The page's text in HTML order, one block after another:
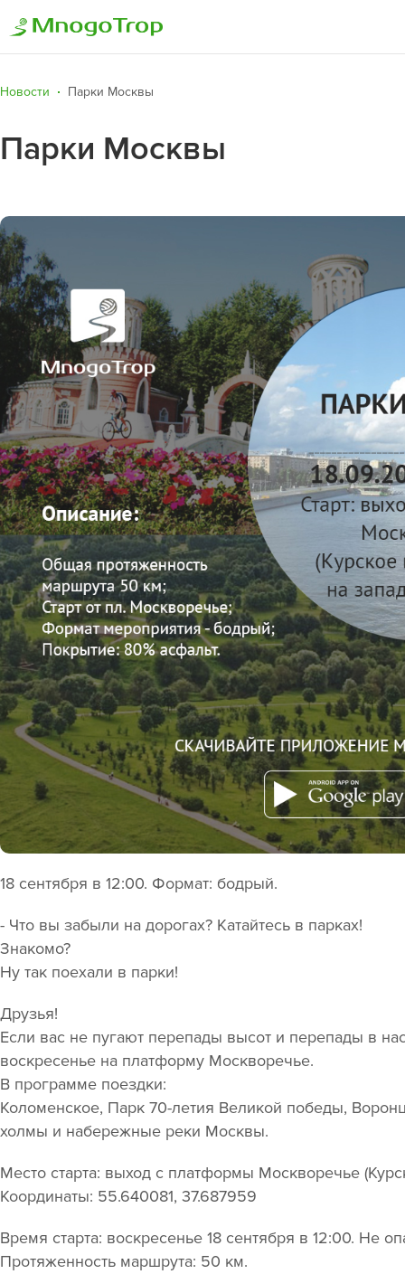
Новости Парки Москвы
Парки Москвы
18 сентября в 12:00. Формат: бодрый.
- Что вы забыли на дорогах? Катайтесь в парках!
Знакомо?
Ну так поехали в парки!
Друзья!
Если вас не пугают перепады высот и перепады в
воскресенье на платформу Москворечье.
В программе поездки:
Коломенское, Парк 70-летия Великой победы,
холмы и набережные реки Москвы.
Место старта: выход с платформы Москворечье
Координаты: 55.640081, 37.687959
Время старта: воскресенье 18 сентября в 12:00. Не
Протяженность маршрута: 50 км.